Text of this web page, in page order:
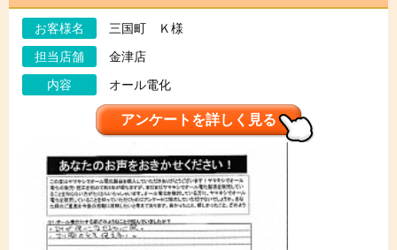
お客様名
三国町 Ｋ様
担当店舗
金津店
内容
オール電化
アンケートを詳しく見る